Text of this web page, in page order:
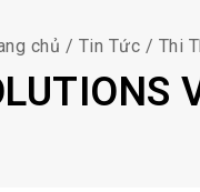
chủ / Tin Tức / Thi